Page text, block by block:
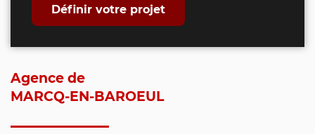
Définir votre projet
Agence de
MARCQ-EN-BAROEUL